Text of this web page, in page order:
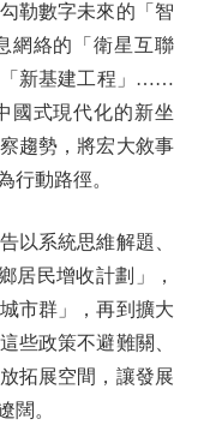
勒數字未來的「智
網絡的「衛星互聯
「新基建工程」……
國式現代化的新坐
趨勢，將宏大敘事
行動路徑。
系統思維解題、
居民增收計劃」，
市群」，再到擴大
政策不避難關、
拓展空間，讓發展
闊。